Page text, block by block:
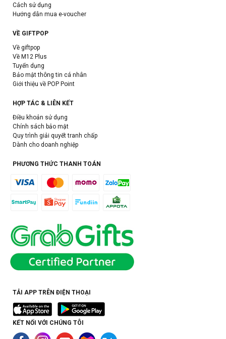
Cách sử dụng
Hướng dẫn mua e-voucher
VỀ GIFTPOP
Về giftpop
Về M12 Plus
Tuyển dụng
Bảo mật thông tin cá nhân
Giới thiệu về POP Point
HỢP TÁC & LIÊN KẾT
Điều khoản sử dụng
Chính sách bảo mật
Quy trình giải quyết tranh chấp
Dành cho doanh nghiệp
PHƯƠNG THỨC THANH TOÁN
TẢI APP TRÊN ĐIỆN THOẠI
KẾT NỐI VỚI CHÚNG TÔI